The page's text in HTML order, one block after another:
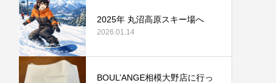
2025年 丸沼高原スキー場へ
2026.01.14
BOUL’ANGE相模大野店に行っ